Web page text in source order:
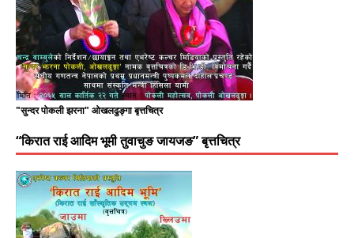
"सुन्दर पोकली झरना" ओखलढुङ्गा बृत्तचित्र
“किरात राई आदिम भूमी तुवाचुङ जायजङ” बृत्तचित्र